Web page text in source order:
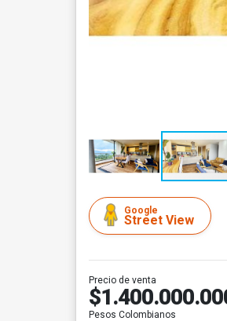
Google
Street View
Precio de venta
Pesos Colombianos